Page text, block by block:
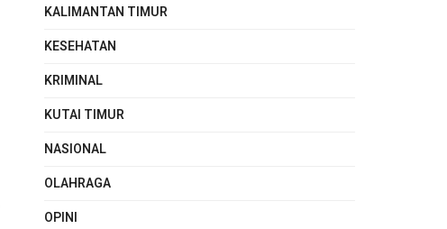
KALIMANTAN TIMUR
KESEHATAN
KRIMINAL
KUTAI TIMUR
NASIONAL
OLAHRAGA
OPINI